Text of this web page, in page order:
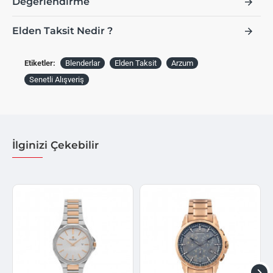
Elden Taksit Nedir ?
Etiketler: Blenderlar Elden Taksit
Arzum
Senetli Alışveriş
İlginizi Çekebilir